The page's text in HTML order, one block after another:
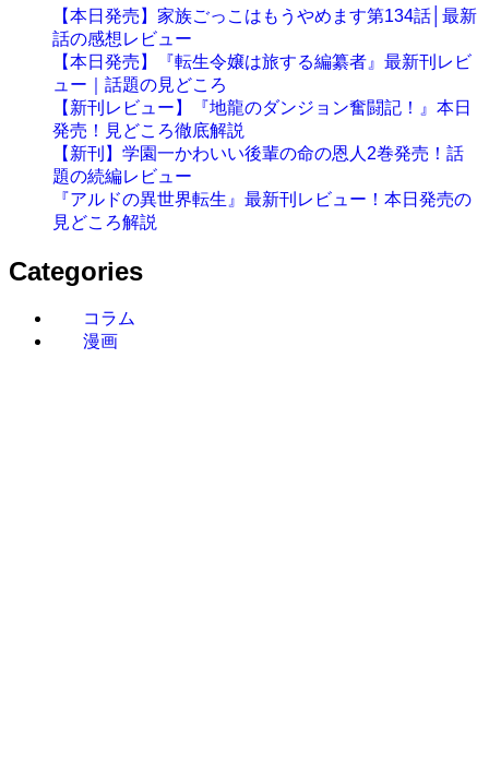
【本日発売】家族ごっこはもうやめます第134話│最新
話の感想レビュー
【本日発売】『転生令嬢は旅する編纂者』最新刊レビ
ュー｜話題の見どころ
【新刊レビュー】『地龍のダンジョン奮闘記！』本日
発売！見どころ徹底解説
【新刊】学園一かわいい後輩の命の恩人2巻発売！話
題の続編レビュー
『アルドの異世界転生』最新刊レビュー！本日発売の
見どころ解説
Categories
コラム
漫画